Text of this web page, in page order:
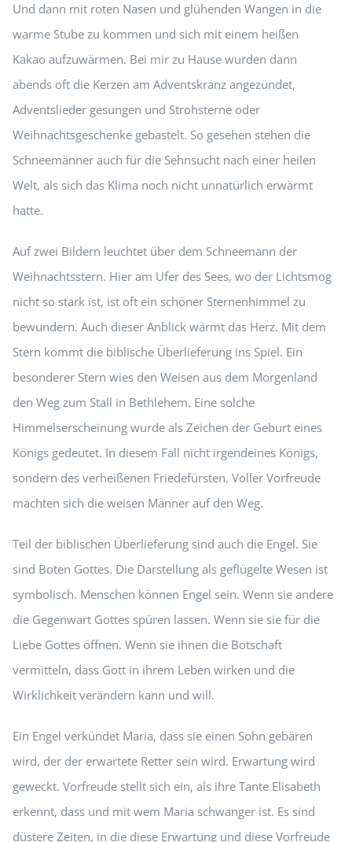
Und dann mit roten Nasen und glühenden Wangen in die
warme Stube zu kommen und sich mit einem heißen
Kakao aufzuwärmen. Bei mir zu Hause wurden dann
abends oft die Kerzen am Adventskranz angezündet,
Adventslieder gesungen und Strohsterne oder
Weihnachtsgeschenke gebastelt. So gesehen stehen die
Schneemänner auch für die Sehnsucht nach einer heilen
Welt, als sich das Klima noch nicht unnatürlich erwärmt
hatte.
Auf zwei Bildern leuchtet über dem Schneemann der
Weihnachtsstern. Hier am Ufer des Sees, wo der Lichtsmog
nicht so stark ist, ist oft ein schöner Sternenhimmel zu
bewundern. Auch dieser Anblick wärmt das Herz. Mit dem
Stern kommt die biblische Überlieferung ins Spiel. Ein
besonderer Stern wies den Weisen aus dem Morgenland
den Weg zum Stall in Bethlehem. Eine solche
Himmelserscheinung wurde als Zeichen der Geburt eines
Königs gedeutet. In diesem Fall nicht irgendeines Königs,
sondern des verheißenen Friedefürsten. Voller Vorfreude
machten sich die weisen Männer auf den Weg.
Teil der biblischen Überlieferung sind auch die Engel. Sie
sind Boten Gottes. Die Darstellung als geflügelte Wesen ist
symbolisch. Menschen können Engel sein. Wenn sie andere
die Gegenwart Gottes spüren lassen. Wenn sie sie für die
Liebe Gottes öffnen. Wenn sie ihnen die Botschaft
vermitteln, dass Gott in ihrem Leben wirken und die
Wirklichkeit verändern kann und will.
Ein Engel verkündet Maria, dass sie einen Sohn gebären
wird, der der erwartete Retter sein wird. Erwartung wird
geweckt. Vorfreude stellt sich ein, als ihre Tante Elisabeth
erkennt, dass und mit wem Maria schwanger ist. Es sind
düstere Zeiten, in die diese Erwartung und diese Vorfreude